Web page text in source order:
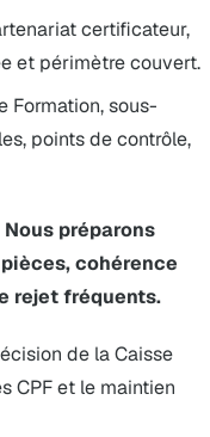
certificateur,
et périmètre couvert.
Formation, sous-
points de contrôle,
Nous préparons
cohérence
rejet fréquents.
de la Caisse
CPF et le maintien